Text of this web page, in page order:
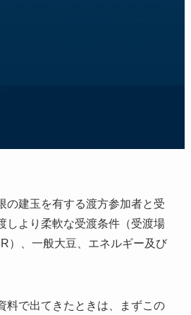
の建玉を有する渡方参加者と受
しより柔軟な受渡条件（受渡場
）、一般大豆、エネルギー及び
料で出てきたときは、まずこの